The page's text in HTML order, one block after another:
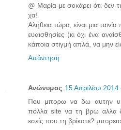
@ Μαρία με σοκάρει ότι δεν
χα!
Αλήθεια τώρα, είναι μια
ευαισθησίες (κι όχι ένα
κάποια στιγμή απλά, να μην
Απάντηση
Ανώνυμος 15 Απριλίου 2014
Που μπορω να δω αυτην
πολλα site να τη βρω αλλα
εσείς που τη βρίκατε?